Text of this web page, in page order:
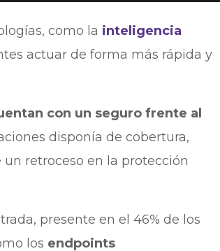
como la inteligencia
actuar de forma más rápida y
con un seguro frente al
disponía de cobertura,
un retroceso en la protección
presente en el 46% de los
los endpoints